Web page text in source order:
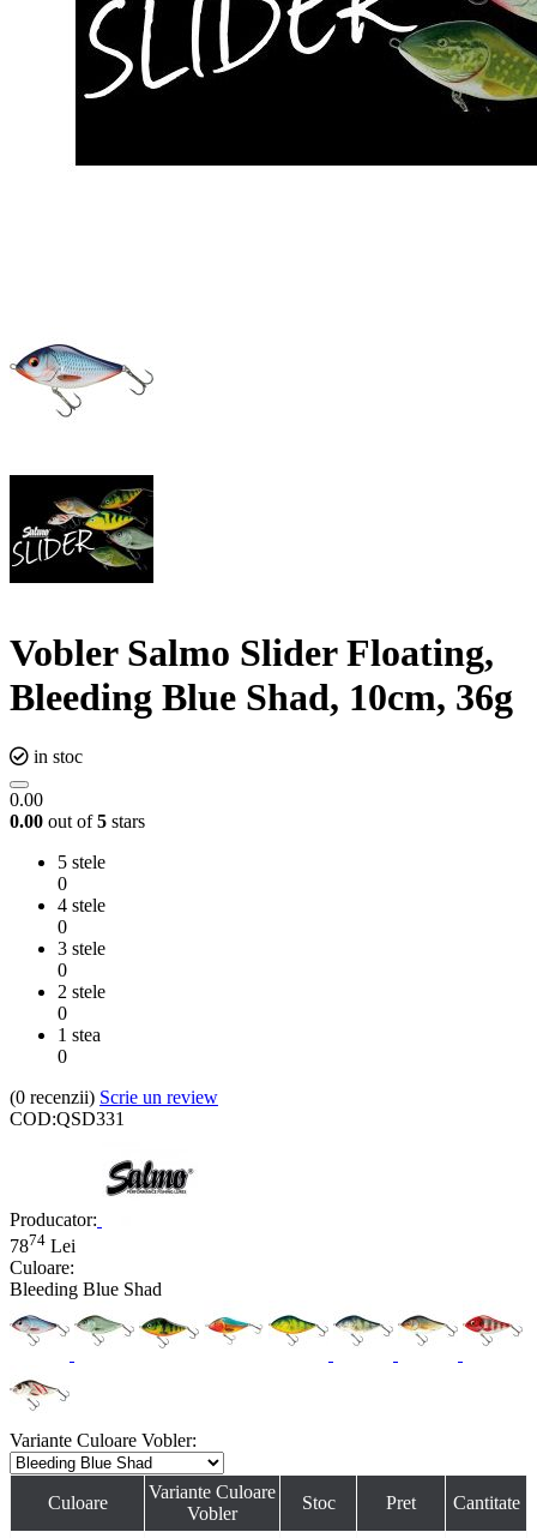
Vobler Salmo Slider Floating,
Bleeding Blue Shad, 10cm, 36g
in stoc
0.00
0.00 out of5 stars
5 stele
0
4 stele
0
3 stele
0
2 stele
0
1 stea
0
(0 recenzii) Scrie un review
COD:QSD331
Producator:
7874 Lei
Culoare:
Bleeding Blue Shad
Variante Culoare Vobler:
Culoare
Variante Culoare
Vobler
Stoc Pret Cantitate